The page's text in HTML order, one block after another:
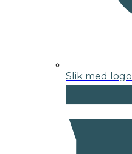
Slik med logo